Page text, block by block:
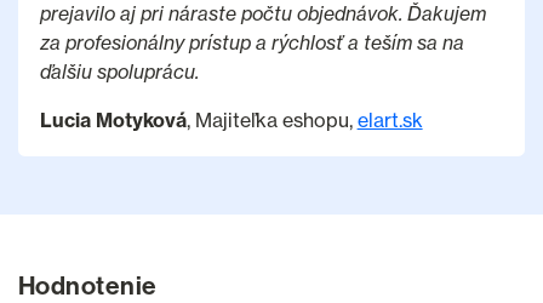
prejavilo aj pri náraste počtu objednávok. Ďakujem
za profesionálny prístup a rýchlosť a teším sa na
ďalšiu spoluprácu.
Lucia Motyková, Majiteľka eshopu, elart.sk
Hodnotenie